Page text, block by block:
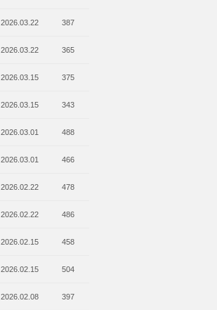
2026.03.22 387
2026.03.22 365
2026.03.15 375
2026.03.15 343
2026.03.01 488
2026.03.01 466
2026.02.22 478
2026.02.22 486
2026.02.15 458
2026.02.15 504
2026.02.08 397